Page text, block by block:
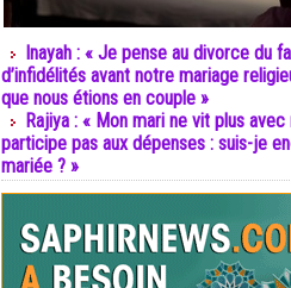
Inayah : « Je pense au divorce du
d’infidélités avant notre mariage
que nous étions en couple »
Rajiya : « Mon mari ne vit plus avec
participe pas aux dépenses : suis-je
mariée ? »